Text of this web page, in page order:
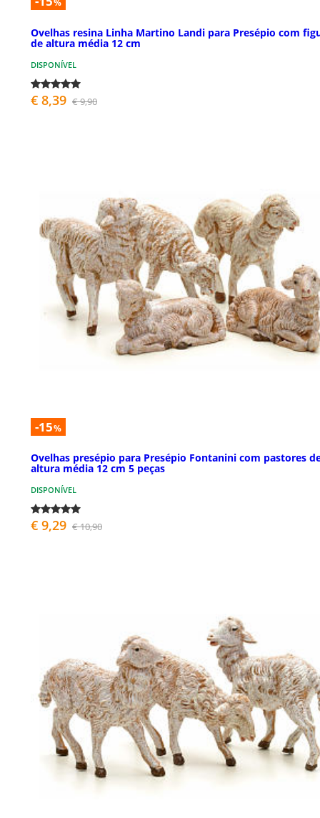
%
Ovelhas resina Linha Martino Landi para Presépio com
de altura média 12 cm
DISPONÍVEL
€ 8,39 € 9,90
-15%
Ovelhas presépio para Presépio Fontanini com pastores
altura média 12 cm 5 peças
DISPONÍVEL
€ 9,29 € 10,90